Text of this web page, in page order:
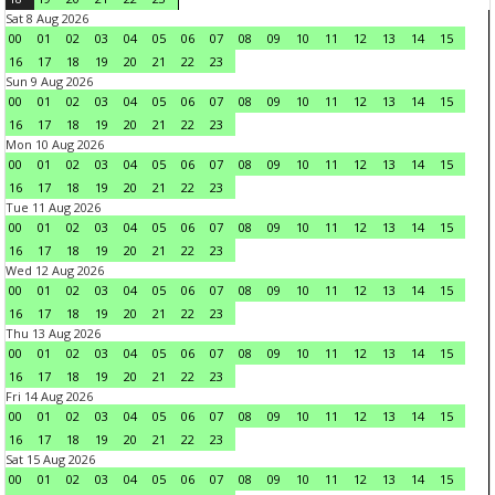
Sat 8 Aug 2026
00
01 02 03 04 05 06 07 08 09 10 11 12 13 14
15
16
17 18 19 20 21 22
23
Sun 9 Aug 2026
00
01 02 03 04 05 06 07 08 09 10 11 12 13 14
15
16
17 18 19 20 21 22
23
Mon 10 Aug 2026
00
01 02 03 04 05 06 07 08 09 10 11 12 13 14
15
16
17 18 19 20 21 22
23
Tue 11 Aug 2026
00
01 02 03 04 05 06 07 08 09 10 11 12 13 14
15
16
17 18 19 20 21 22
23
Wed 12 Aug 2026
00
01 02 03 04 05 06 07 08 09 10 11 12 13 14
15
16
17 18 19 20 21 22
23
Thu 13 Aug 2026
00
01 02 03 04 05 06 07 08 09 10 11 12 13 14
15
16
17 18 19 20 21 22
23
Fri 14 Aug 2026
00
01 02 03 04 05 06 07 08 09 10 11 12 13 14
15
16
17 18 19 20 21 22
23
Sat 15 Aug 2026
00
01 02 03 04 05 06 07 08 09 10 11 12 13 14
15